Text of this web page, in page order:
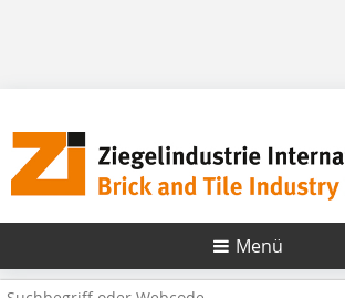
Menü